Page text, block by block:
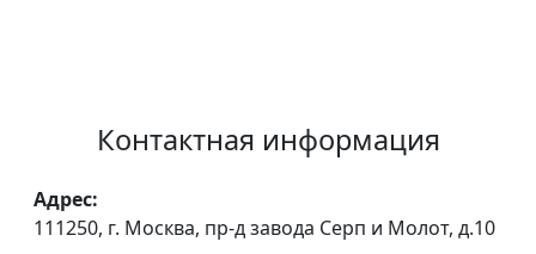
Контактная информация
Адрес:
111250, г. Москва, пр-д завода Серп и Молот, д.10